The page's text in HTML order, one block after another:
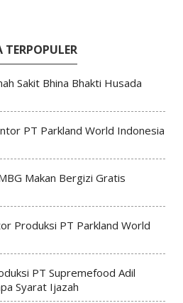
Sakit Bhina Bhakti Husada
PT Parkland World Indonesia
Makan Bergizi Gratis
Produksi PT Parkland World
PT Supremefood Adil
Syarat Ijazah